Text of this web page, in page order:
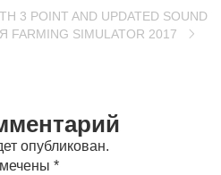
3 POINT AND UPDATED SOUND
FARMING SIMULATOR 2017
опубликован.
*